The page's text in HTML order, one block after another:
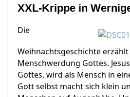
XXL-Krippe in
Die
Weihnachtsgeschichte
Menschwerdung Gottes.
Gottes, wird als Mensch in
Gott selbst macht sich klein